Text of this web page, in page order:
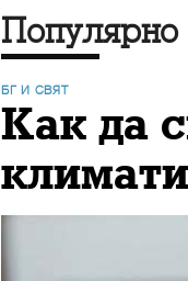
Популярно
БГ И СВЯТ
Как да